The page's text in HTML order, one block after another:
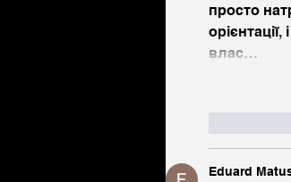
просто
влас…
Eduard